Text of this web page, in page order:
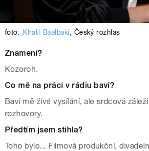
foto: Khalil Baalbaki, Český rozhlas
Znamení?
Kozoroh.
Co mě na práci v rádiu baví?
Baví mě živé vysílání, ale srdcová
rozhovory.
Předtím jsem stihla?
Toho bylo... Filmová produkční,